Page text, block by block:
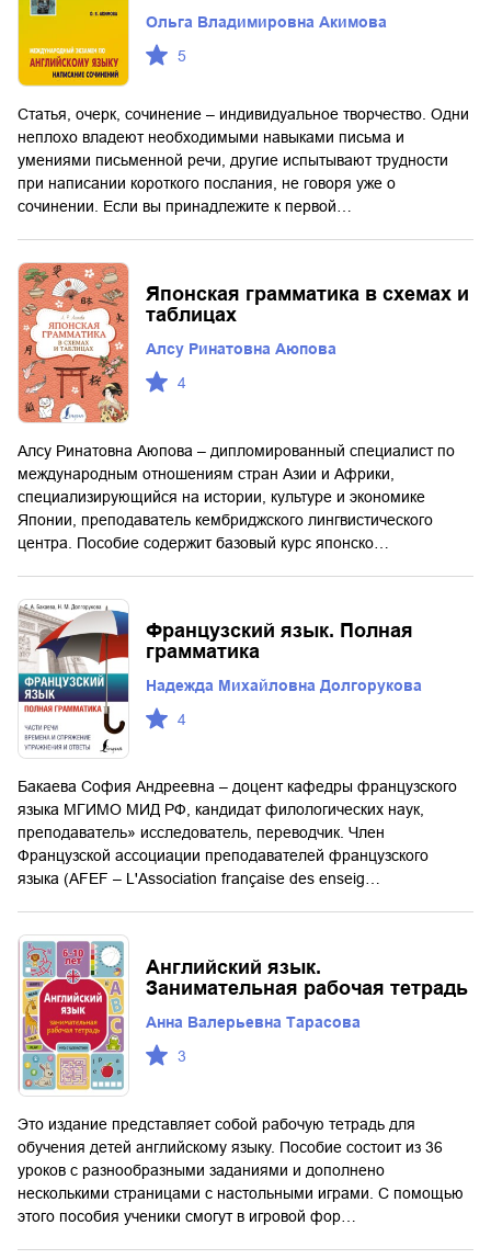
Ольга Владимировна Акимова
5
Статья, очерк, сочинение – индивидуальное творчество. Одни
неплохо владеют необходимыми навыками письма и
умениями письменной речи, другие испытывают трудности
при написании короткого послания, не говоря уже о
сочинении. Если вы принадлежите к первой…
Японская грамматика в схемах и
таблицах
Алсу Ринатовна Аюпова
4
Алсу Ринатовна Аюпова – дипломированный специалист по
международным отношениям стран Азии и Африки,
специализирующийся на истории, культуре и экономике
Японии, преподаватель кембриджского лингвистического
центра. Пособие содержит базовый курс японско…
Французский язык. Полная
грамматика
Надежда Михайловна Долгорукова
4
Бакаева София Андреевна – доцент кафедры французского
языка МГИМО МИД РФ, кандидат филологических наук,
преподаватель» исследователь, переводчик. Член
Французской ассоциации преподавателей французского
языка (AFEF – L'Association française des enseig…
Английский язык.
Занимательная рабочая тетрадь
Анна Валерьевна Тарасова
3
Это издание представляет собой рабочую тетрадь для
обучения детей английскому языку. Пособие состоит из 36
уроков с разнообразными заданиями и дополнено
несколькими страницами с настольными играми. С помощью
этого пособия ученики смогут в игровой фор…